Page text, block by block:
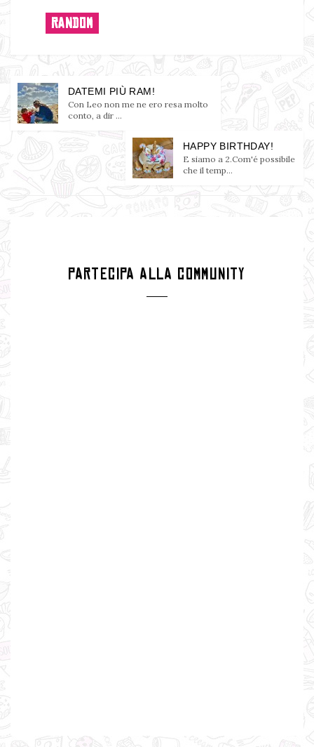
RANDOM
DATEMI PIÙ RAM!
Con Leo non me ne ero resa molto
conto, a dir ...
HAPPY BIRTHDAY!
E siamo a 2.Com'é possibile
che il temp...
PARTECIPA ALLA COMMUNITY